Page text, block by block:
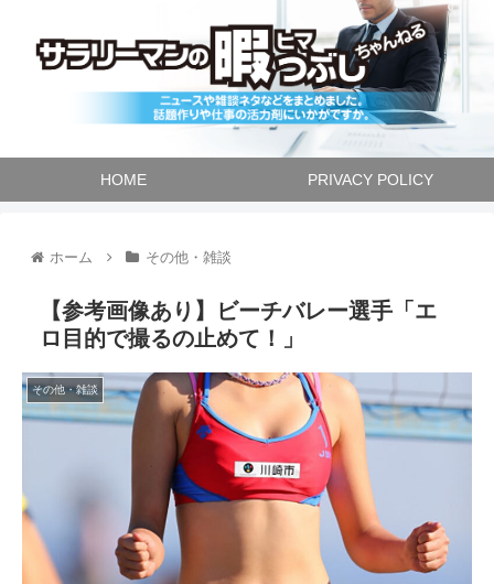
HOME PRIVACY POLICY
ホーム その他・雑談
【参考画像あり】ビーチバレー選手「エ
ロ目的で撮るの止めて！」
その他・雑談